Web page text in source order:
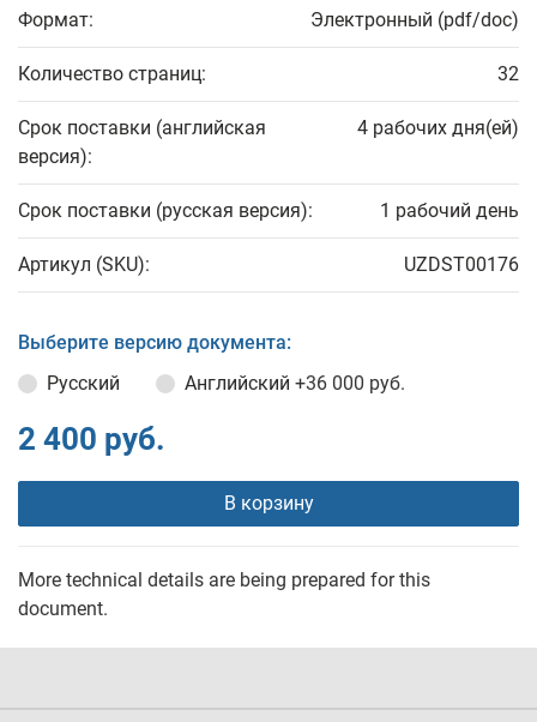
Формат: Электронный (pdf/doc)
Количество страниц: 32
Срок поставки (английская
версия):
4 рабочих дня(ей)
Срок поставки (русская версия): 1 рабочий день
Артикул (SKU): UZDST00176
Выберите версию документа:
Русский
Английский +36 000 руб.
2 400 руб.
В корзину
More technical details are being prepared for this
document.